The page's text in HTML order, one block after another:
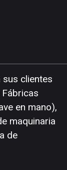
clientes
en mano),
maquinaria
de